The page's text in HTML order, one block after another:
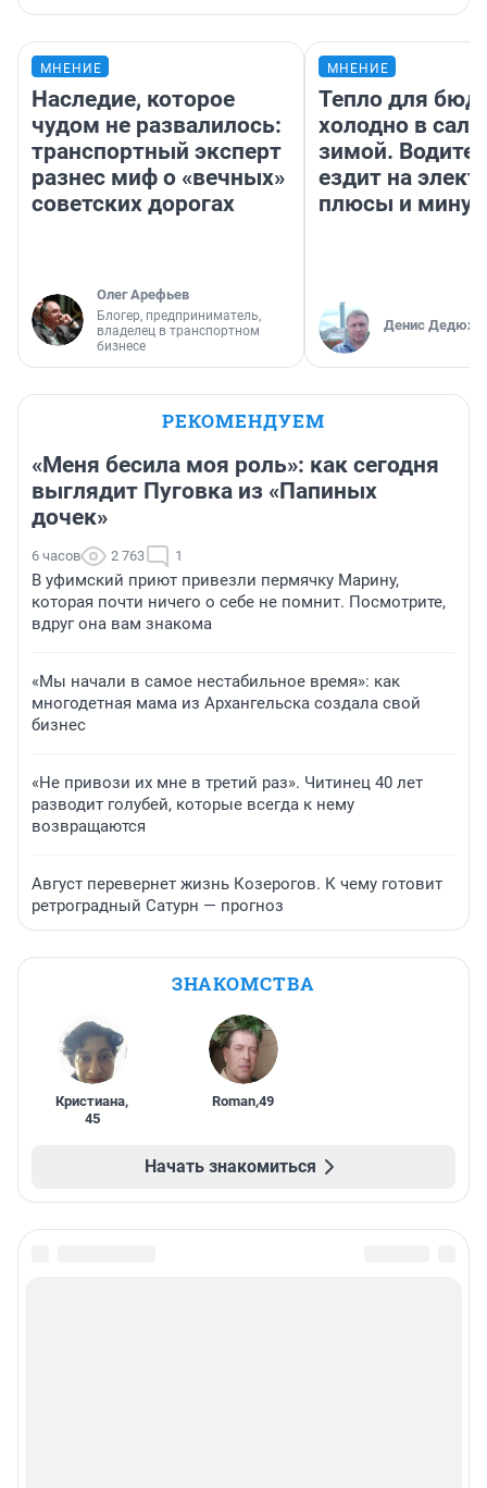
МНЕНИЕ
Наследие, которое
чудом не развалилось:
транспортный эксперт
разнес миф о «вечных»
советских дорогах
Олег Арефьев
Блогер, предприниматель,
владелец в транспортном
бизнесе
МНЕНИЕ
Тепло для
холодно в
зимой.
ездит на
плюсы и
Денис
РЕКОМЕНДУЕМ
«Меня бесила моя роль»: как сегодня
выглядит Пуговка из «Папиных
дочек»
6 часов 2 763 1
В уфимский приют привезли пермячку Марину,
которая почти ничего о себе не помнит. Посмотрите,
вдруг она вам знакома
«Мы начали в самое нестабильное время»: как
многодетная мама из Архангельска создала свой
бизнес
«Не привози их мне в третий раз». Читинец 40 лет
разводит голубей, которые всегда к нему
возвращаются
Август перевернет жизнь Козерогов. К чему готовит
ретроградный Сатурн — прогноз
ЗНАКОМСТВА
Кристиана,
45
Roman,49
Начать знакомиться